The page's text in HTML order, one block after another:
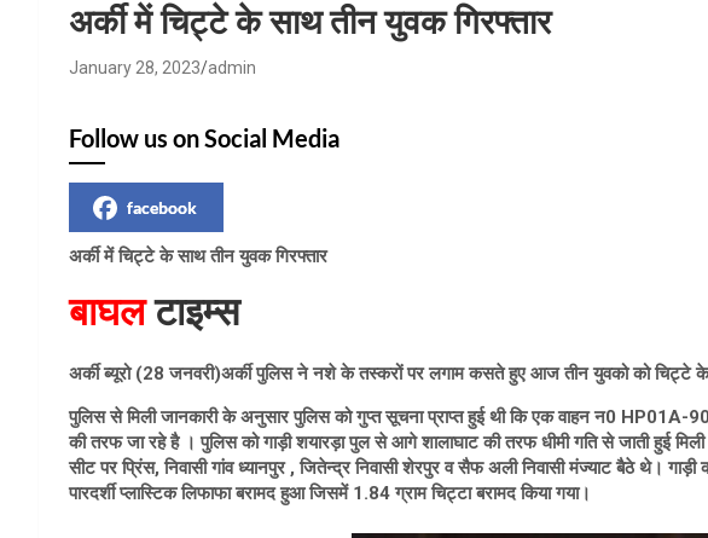
अर्की में चिट्टे के साथ तीन युवक गिरफ्तार
January 28, 2023 admin
Follow us on Social Media
facebook
अर्की में चिट्टे के साथ तीन युवक गिरफ्तार
बाघलटाइम्स
अर्की ब्यूरो (28 जनवरी)अर्की पुलिस ने नशे के तस्करों पर लगाम कसते हुए आज तीन युवको को चिट्टे
पुलिस से मिली जानकारी के अनुसार पुलिस को गुप्त सूचना प्राप्त हुई थी कि एक वाहन न0 HP01A-
की तरफ जा रहे है । पुलिस को गाड़ी शयारड़ा पुल से आगे शालाघाट की तरफ धीमी गति से जाती हुई
सीट पर प्रिंस, निवासी गांव ध्यानपुर , जितेन्द्र निवासी शेरपुर व सैफ अली निवासी मंज्याट बैठे थे।
पारदर्शी प्लास्टिक लिफाफा बरामद हुआ जिसमें 1.84 ग्राम चिट्टा बरामद किया गया।